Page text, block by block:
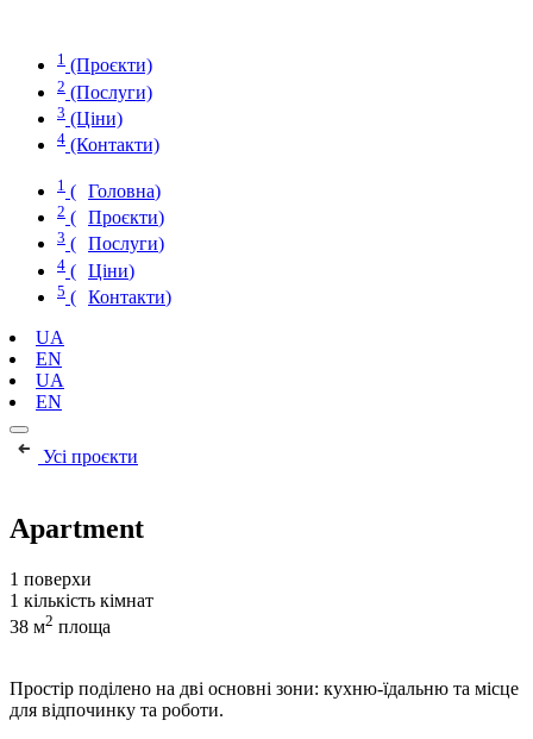
content1 (Проєкти)
2 (Послуги)
3 (Цiни)
4 (Контакти)
1 ( Головна)
2 ( Проєкти)
3 ( Послуги)
4 ( Цiни)
5 ( Контакти)
UA
EN
UA
EN
Усі проєкти
Apartment
1 поверхи
1 кількість кімнат
38 м2 площа
Простір поділено на дві основні зони: кухню-їдальню та місце
для відпочинку та роботи.